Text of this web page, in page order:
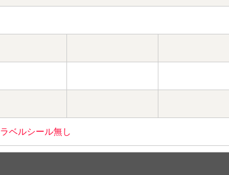
ラベルシール無し